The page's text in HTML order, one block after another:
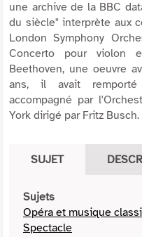
une archive de la BBC
du siècle" interprète aux
London Symphony
Concerto pour violon
Beethoven, une oeuvre
ans, il avait
accompagné par
York dirigé par Fritz Busch.
SUJET
Sujets
Opéra et musique
Spectacle